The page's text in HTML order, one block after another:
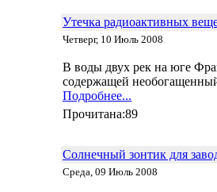
Утечка радиоактивных
Четверг, 10 Июль 2008
В воды двух рек на юге
содержащей
Подробнее...
Прочитана:89
Солнечный зонтик для
Среда, 09 Июль 2008